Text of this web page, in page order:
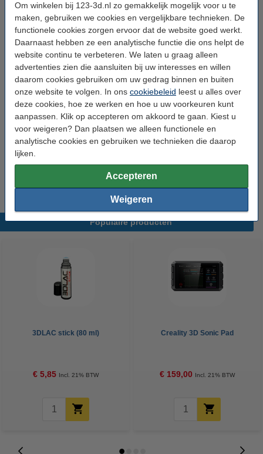
Om winkelen bij 123-3d.nl zo gemakkelijk mogelijk voor u te
maken, gebruiken we cookies en vergelijkbare technieken. De
functionele cookies zorgen ervoor dat de website goed werkt.
Daarnaast hebben ze een analytische functie die ons helpt de
website continu te verbeteren. We laten u graag alleen
advertenties zien die aansluiten bij uw interesses en willen
daarom cookies gebruiken om uw gedrag binnen en buiten
onze website te volgen. In ons cookiebeleid leest u alles over
deze cookies, hoe ze werken en hoe u uw voorkeuren kunt
aanpassen. Klik op accepteren om akkoord te gaan. Kiest u
voor weigeren? Dan plaatsen we alleen functionele en
analytische cookies en gebruiken we technieken die daarop
lijken.
Accepteren
Weigeren
Merk: Creality 3D
Vermogen: 5 W
Ons Artikelnr:
Populaire producten
3DLAC stick (80 ml)
€ 5,85 Incl. 21% BTW
Creality 3D Sonic Pad
€ 159,00 Incl. 21% BTW